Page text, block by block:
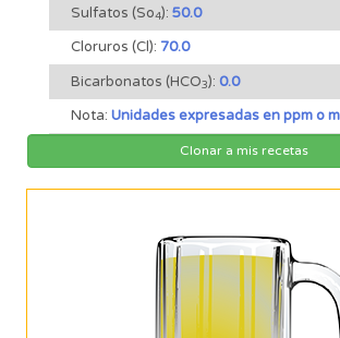
Sulfatos (So4): 50.0
Cloruros (Cl): 70.0
Bicarbonatos (HCO3): 0.0
Nota: Unidades expresadas en ppm o
Clonar a mis recetas